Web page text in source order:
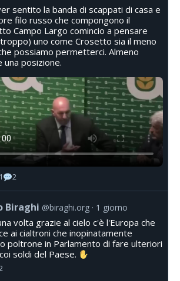
sentito la banda di scappati di casa e
filo russo che compongono il
Campo Largo comincio a pensare
uno come Crosetto sia il meno
possiamo permetterci. Almeno
una posizione.
1 2
Biraghi @biraghi.org 1 giorno
volta grazie al cielo c'è l'Europa che
ai cialtroni che inopinatamente
poltrone in Parlamento di fare ulteriori
soldi del Paese.